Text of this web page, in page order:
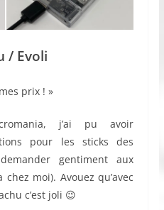
/ Evoli
prix ! »
j’ai pu avoir
pour les sticks des
gentiment aux
moi). Avouez qu’avec
c’est joli 😉